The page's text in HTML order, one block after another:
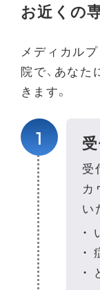
お近くの
メディカル
院で、あな
きます。
1
受
カ
い